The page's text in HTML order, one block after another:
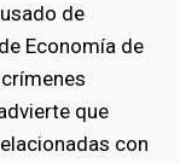
de
Economía de
que
con